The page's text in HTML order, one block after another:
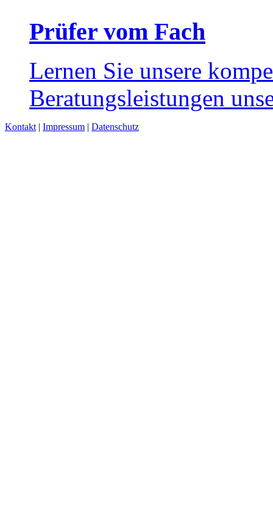
Prüfer vom Fach
Lernen Sie unsere
Beratungsleistungen
Kontakt | Impressum | Datenschutz